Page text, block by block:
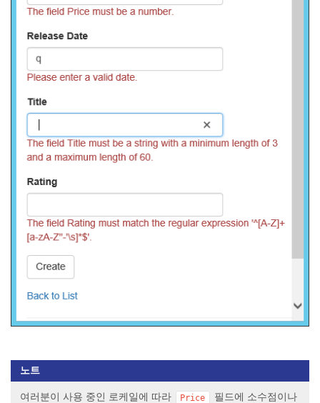
노트
여러분이 사용 중인 로케일에 따라 Price
필드에 소수점이나